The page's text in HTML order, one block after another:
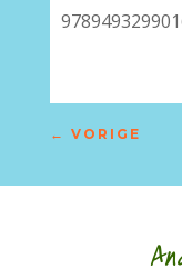
← VORIGE